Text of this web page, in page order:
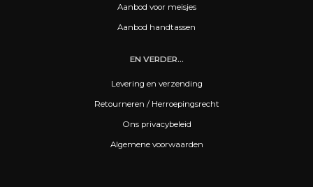
Aanbod voor meisjes
Aanbod handtassen
EN VERDER...
Levering en verzending
Retourneren / Herroepingsrecht
Ons privacybeleid
Algemene voorwaarden